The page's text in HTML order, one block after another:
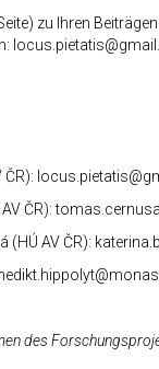
zu Ihren
ČR):
ČR):
(HÚ AV ČR):
des